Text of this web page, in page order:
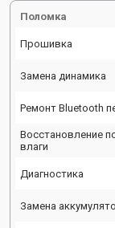
Поломка
Прошивка
Замена динамика
Ремонт Bluetooth
Восстановление
влаги
Диагностика
Замена